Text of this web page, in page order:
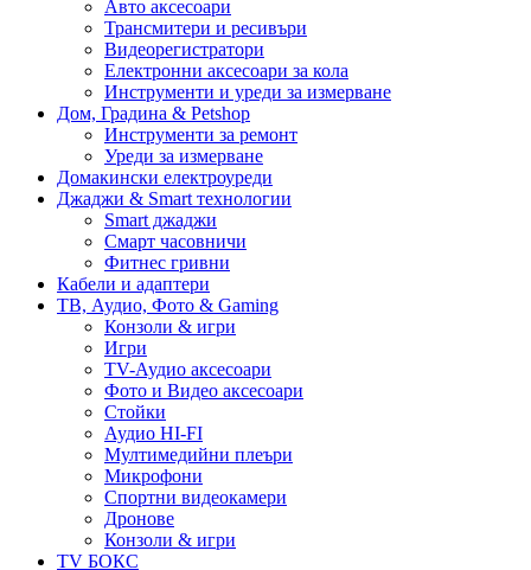
Авто аксесоари
Трансмитери и ресивъри
Видеорегистратори
Електронни аксесоари за кола
Инструменти и уреди за измерване
Дом, Градина & Petshop
Инструменти за ремонт
Уреди за измерване
Домакински електроуреди
Джаджи & Smart технологии
Smart джаджи
Смарт часовничи
Фитнес гривни
Кабели и адаптери
ТВ, Аудио, Фото & Gaming
Конзоли & игри
Игри
TV-Аудио аксесоари
Фото и Видео аксесоари
Стойки
Аудио HI-FI
Мултимедийни плеъри
Микрофони
Спортни видеокамери
Дронове
Конзоли & игри
TV БОКС